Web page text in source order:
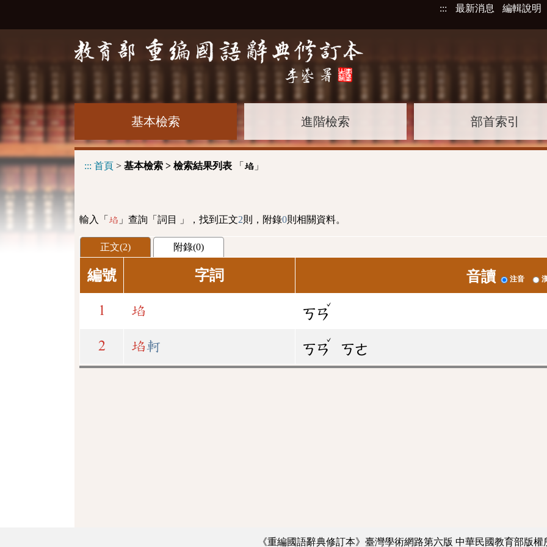
::: 最新消息 編輯說明
基本檢索 進階檢索 部首索引
::: 首頁 > 基本檢索 > 檢索結果列表 「 埳 」
輸入「 埳 」查詢「詞目 」，找到正文2則，附錄0則相關資料。
正文(2) 附錄(0)
編號 字詞 音讀 注音
1 埳 ㄎㄢ
ˇ
2 埳軻 ㄎㄢ
ˇ
ㄎㄜ
《重編國語辭典修訂本》臺灣學術網路第六版 中華民國教育部版權